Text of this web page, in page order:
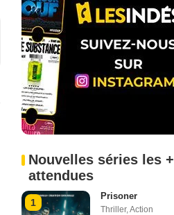
Nouvelles séries les +
attendues
1
Prisoner
Thriller, Action